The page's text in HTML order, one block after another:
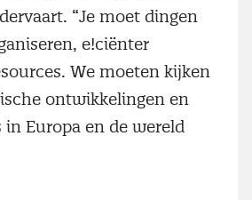
“Je moet dingen
e!ciënter
We moeten kijken
ontwikkelingen en
Europa en de wereld